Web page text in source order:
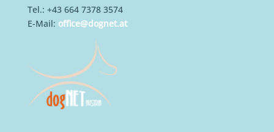
Tel.: +43 664 7378 3574
E-Mail: office@dognet.at